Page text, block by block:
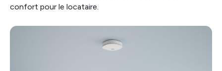
confort pour le locataire.